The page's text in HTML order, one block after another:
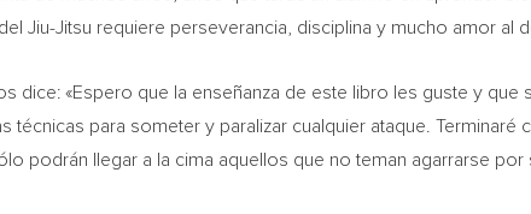
Jiu-Jitsu requiere perseverancia, disciplina y mucho amor al
dice: «Espero que la enseñanza de este libro les guste y
técnicas para someter y paralizar cualquier ataque.
podrán llegar a la cima aquellos que no teman agarrarse por